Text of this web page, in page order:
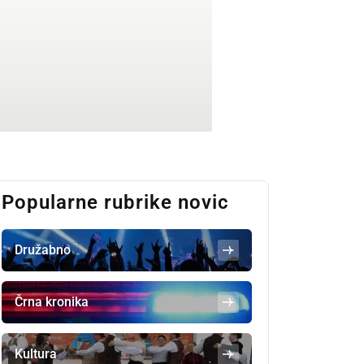
Popularne rubrike novic
Družabno
Črna kronika
Kultura